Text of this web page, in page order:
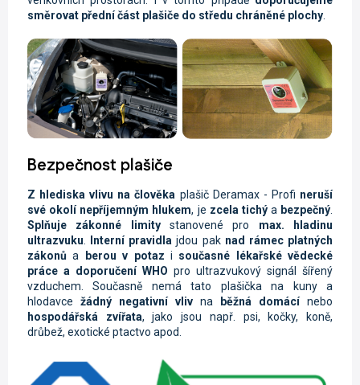
směrovat přední část plašiče do středu chráněné plochy
Bezpečnost plašiče
Z hlediska vlivu na člověka plašič Deramax - Profi neruší
své okolí nepříjemným hlukem, je zcela tichýa bezpečný.
Splňuje zákonné limitystanovené pro max. hladinu
ultrazvuku. Interní pravidla jdou pak nad rámec platných
zákonů a berou v potaz i současné lékařské vědecké
práce a doporučení WHO pro ultrazvukový signál šířený
vzduchem. Současně nemá tato plašička na kuny a
hlodavce žádný negativní vliv na běžná domácínebo
hospodářská zvířata, jako jsou např. psi, kočky, koně,
drůbež, exotické ptactvo apod.